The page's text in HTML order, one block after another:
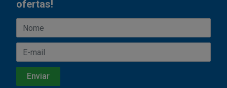
ofertas!